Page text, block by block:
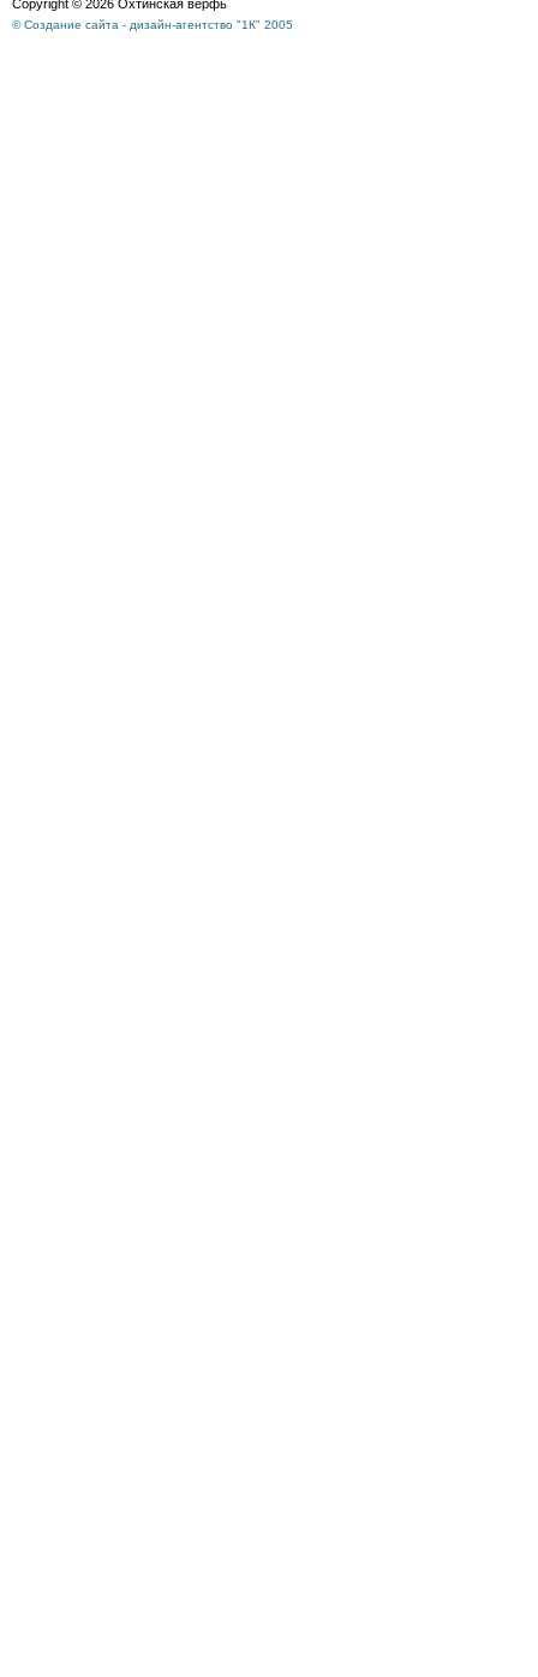
Copyright © 2026 Охтинская верфь
© Создание сайта - дизайн-агентство "1К" 2005